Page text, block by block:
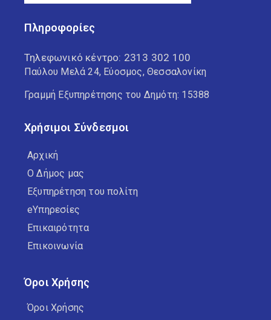
Πληροφορίες
Τηλεφωνικό κέντρο: 2313 302 100
Παύλου Μελά 24, Εύοσμος, Θεσσαλονίκη
Γραμμή Εξυπηρέτησης του Δημότη: 15388
Χρήσιμοι Σύνδεσμοι
Αρχική
Ο Δήμος μας
Εξυπηρέτηση του πολίτη
eΥπηρεσίες
Επικαιρότητα
Επικοινωνία
Όροι Χρήσης
Όροι Χρήσης